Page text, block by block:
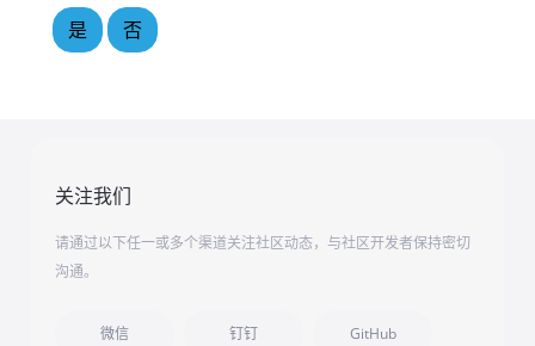
是 否
关注我们
请通过以下任一或多个渠道关注社区动态，与社区开发者保持密切
沟通。
微信 钉钉 GitHub